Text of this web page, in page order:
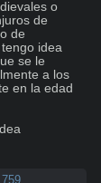
o
de
de
idea
se le
a los
en la edad